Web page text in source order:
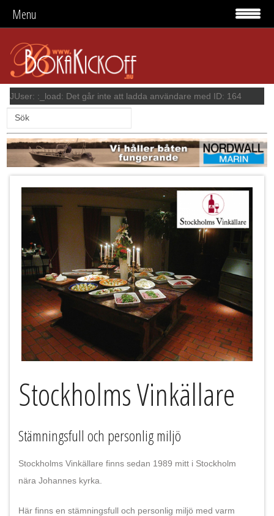
Menu
JUser: :_load: Det går inte att ladda användare med ID: 164
Stockholms Vinkällare
Stämningsfull och personlig miljö
Stockholms Vinkällare finns sedan 1989 mitt i Stockholm
nära Johannes kyrka.
Här finns en stämningsfull och personlig miljö med varm